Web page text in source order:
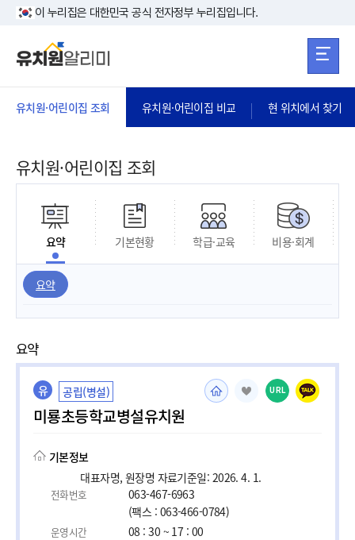
본문 바로가기
이 누리집은 대한민국 공식 전자정부 누리집입니다.
유치원·어린이집 조회 유치원·어린이집 비교 현 위치에서 찾기
유치원·어린이집 조회
요약 기본현황 학급·교육 비용·회계
요약
요약
유 공립(병설)
미룡초등학교병설유치원
URL
기본정보
대표자명, 원장명 자료기준일: 2026. 4. 1.
전화번호
063-467-6963
(팩스 : 063-466-0784)
운영시간 08 : 30 ~ 17 : 00